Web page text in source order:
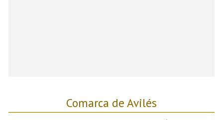
Comarca de Avilés